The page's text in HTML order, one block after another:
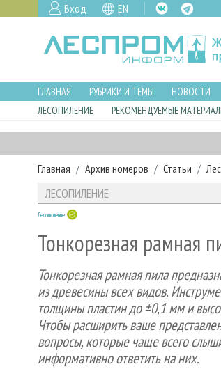
Вход EN
ГЛАВНАЯ РУБРИКИ И ТЕМЫ НОВОСТИ
ЛЕСОПИЛЕНИЕ
РЕКОМЕНДУЕМЫЕ
Главная Архив номеров Статьи
ЛЕСОПИЛЕНИЕ
Лесопиление
Тонкорезная рамная
Тонкорезная рамная пила
из древесины всех видов.
толщины пластин до ±0,1 мм и
Чтобы расширить ваше
вопросы, которые чаще всего
информативно ответить на них.